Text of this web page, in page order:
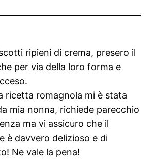
ripieni di crema, presero il
per via della loro forma e
ricetta romagnola mi è stata
mia nonna, richiede parecchio
ma vi assicuro che il
è davvero delizioso e di
Ne vale la pena!